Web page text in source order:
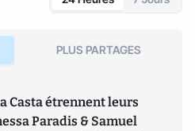
PLUS PARTAGES
Casta étrennent leurs
Paradis & Samuel